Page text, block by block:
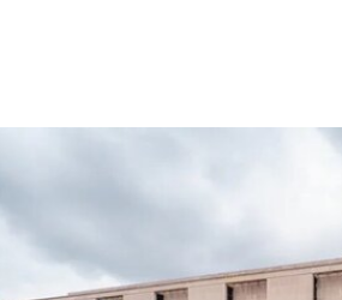
Qasimi）因被认为偏袒支持巴勒
而受到批评。对此，悉尼双年展
作为2028年悉尼双年展艺术总
计划在展览筹备阶段与澳大利亚